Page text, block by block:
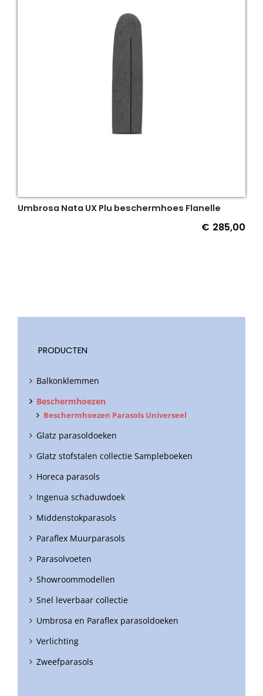
Umbrosa Nata UX Plu beschermhoes Flanelle
€ 285,00
PRODUCTEN
Balkonklemmen
Beschermhoezen
Beschermhoezen Parasols Universeel
Glatz parasoldoeken
Glatz stofstalen collectie Sampleboeken
Horeca parasols
Ingenua schaduwdoek
Middenstokparasols
Paraflex Muurparasols
Parasolvoeten
Showroommodellen
Snel leverbaar collectie
Umbrosa en Paraflex parasoldoeken
Verlichting
Zweefparasols